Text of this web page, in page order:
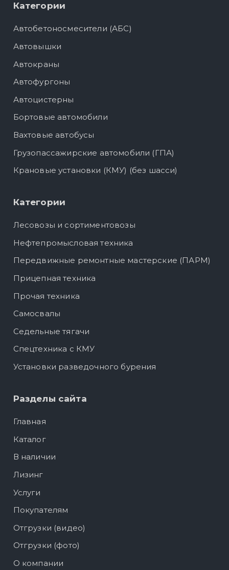
Категории
Автобетоносмесители (АБС)
Автовышки
Автокраны
Автофургоны
Автоцистерны
Бортовые автомобили
Вахтовые автобусы
Грузопассажирские автомобили (ГПА)
Крановые установки (КМУ) (без шасси)
Категории
Лесовозы и сортиментовозы
Нефтепромысловая техника
Передвижные ремонтные мастерские (ПАРМ)
Прицепная техника
Прочая техника
Самосвалы
Седельные тягачи
Спецтехника с КМУ
Установки разведочного бурения
Разделы сайта
Главная
Каталог
В наличии
Лизинг
Услуги
Покупателям
Отгрузки (видео)
Отгрузки (фото)
О компании